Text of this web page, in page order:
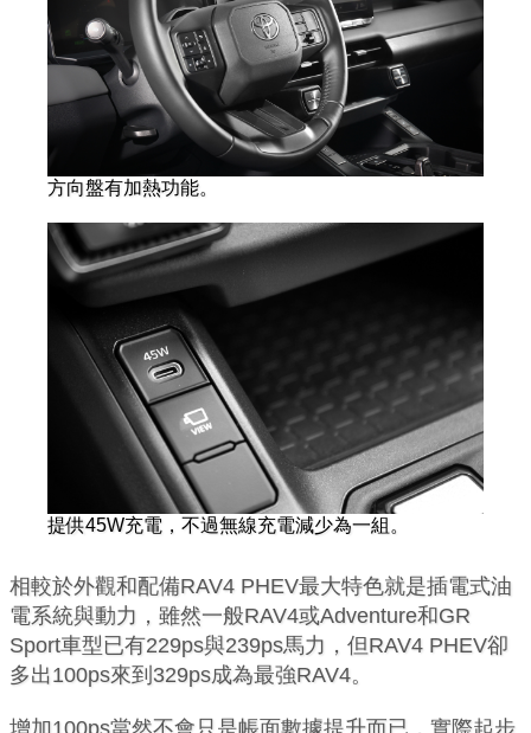
方向盤有加熱功能。
提供45W充電，不過無線充電減少為一組。
相較於外觀和配備RAV4 PHEV最大特色就是插電式油
電系統與動力，雖然一般RAV4或Adventure和GR
Sport車型已有229ps與239ps馬力，但RAV4 PHEV卻
多出100ps來到329ps成為最強RAV4。
增加100ps當然不會只是帳面數據提升而已，實際起步